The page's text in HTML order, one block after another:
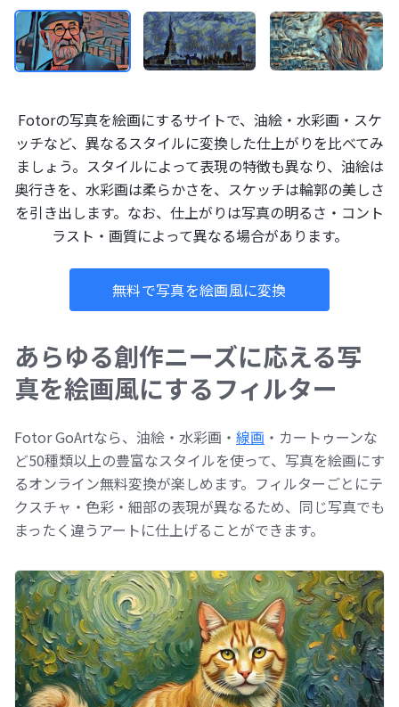
Fotorの写真を絵画にするサイトで、油絵・水彩画・スケ
ッチなど、異なるスタイルに変換した仕上がりを比べてみ
ましょう。スタイルによって表現の特徴も異なり、油絵は
奥行きを、水彩画は柔らかさを、スケッチは輪郭の美しさ
を引き出します。なお、仕上がりは写真の明るさ・コント
ラスト・画質によって異なる場合があります。
無料で写真を絵画風に変換
あらゆる創作ニーズに応える写
真を絵画風にするフィルター
Fotor GoArtなら、油絵・水彩画・ 線画 ・カートゥーンな
ど50種類以上の豊富なスタイルを使って、写真を絵画にす
るオンライン無料変換が楽しめます。フィルターごとにテ
クスチャ・色彩・細部の表現が異なるため、同じ写真でも
まったく違うアートに仕上げることができます。